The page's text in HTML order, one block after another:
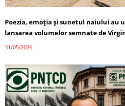
Poezia, emoția și sunetul naiului au
lansarea volumelor semnate de
31/05/2026